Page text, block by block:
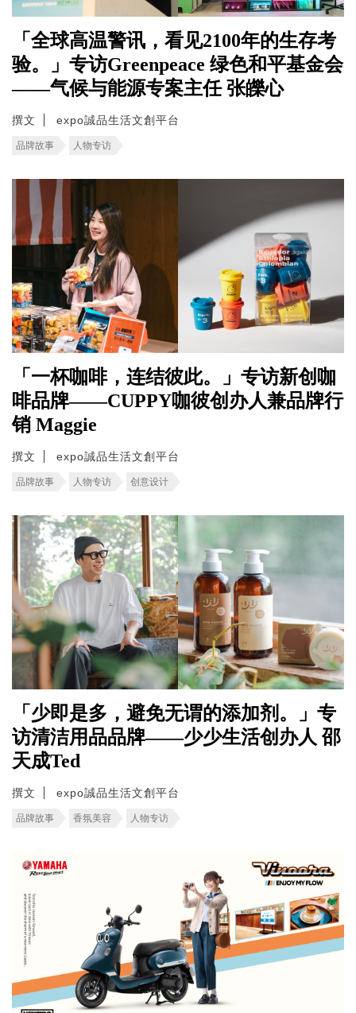
「全球高温警讯，看见2100年的生存考
验。」专访Greenpeace 绿色和平基金会
——气候与能源专案主任 张皪心
撰文 expo誠品生活文創平台
品牌故事 人物专访
「一杯咖啡，连结彼此。」专访新创咖
啡品牌——CUPPY咖彼创办人兼品牌行
销 Maggie
撰文 expo誠品生活文創平台
品牌故事 人物专访 创意设计
「少即是多，避免无谓的添加剂。」专
访清洁用品品牌——少少生活创办人 邵
天成Ted
撰文 expo誠品生活文創平台
品牌故事 香氛美容 人物专访